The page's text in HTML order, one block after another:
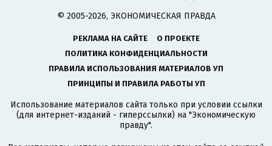
© 2005-2026, ЭКОНОМИЧЕСКАЯ ПРАВДА
РЕКЛАМА НА САЙТЕ
О ПРОЕКТЕ
ПОЛИТИКА КОНФИДЕНЦИАЛЬНОСТИ
ПРАВИЛА ИСПОЛЬЗОВАНИЯ МАТЕРИАЛОВ УП
ПРИНЦИПЫ И ПРАВИЛА РАБОТЫ УП
Использование материалов сайта только при условии ссылки
(для интернет-изданий - гиперссылки) на "Экономическую
правду".